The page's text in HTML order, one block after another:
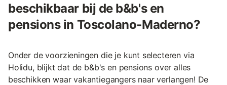
beschikbaar bij de b&b's en
pensions in Toscolano-Maderno?
Onder de voorzieningen die je kunt selecteren via
Holidu, blijkt dat de b&b's en pensions over alles
beschikken waar vakantiegangers naar verlangen! De